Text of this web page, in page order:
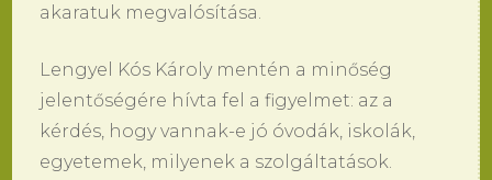
akaratuk megvalósítása.
Lengyel Kós Károly mentén a minőség
jelentőségére hívta fel a figyelmet: az a
kérdés, hogy vannak-e jó óvodák, iskolák,
egyetemek, milyenek a szolgáltatások.